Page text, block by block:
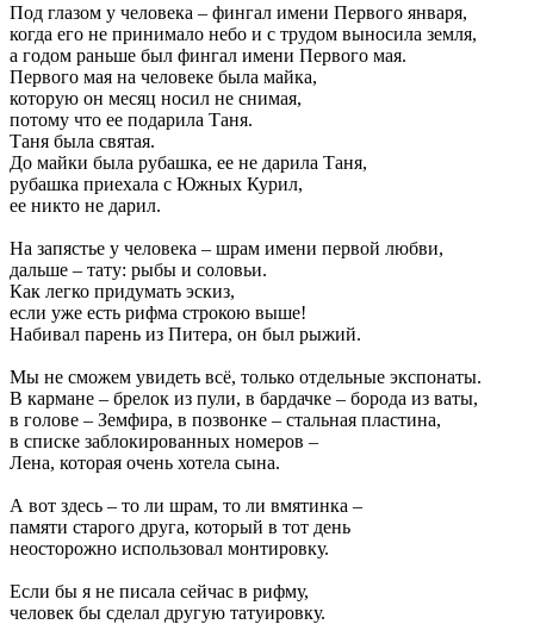
Под глазом у человека – фингал имени Первого января,
когда его не принимало небо и с трудом выносила земля,
а годом раньше был фингал имени Первого мая.
Первого мая на человеке была майка,
которую он месяц носил не снимая,
потому что ее подарила Таня.
Таня была святая.
До майки была рубашка, ее не дарила Таня,
рубашка приехала с Южных Курил,
ее никто не дарил.
На запястье у человека – шрам имени первой любви,
дальше – тату: рыбы и соловьи.
Как легко придумать эскиз,
если уже есть рифма строкою выше!
Набивал парень из Питера, он был рыжий.
Мы не сможем увидеть всё, только отдельные экспонаты.
В кармане – брелок из пули, в бардачке – борода из ваты,
в голове – Земфира, в позвонке – стальная пластина,
в списке заблокированных номеров –
Лена, которая очень хотела сына.
А вот здесь – то ли шрам, то ли вмятинка –
памяти старого друга, который в тот день
неосторожно использовал монтировку.
Если бы я не писала сейчас в рифму,
человек бы сделал другую татуировку.